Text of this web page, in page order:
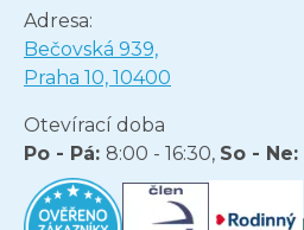
Adresa:
Bečovská 939,
Praha 10, 10400
Otevírací doba
Po - Pá: 8:00 - 16:30, So - Ne: